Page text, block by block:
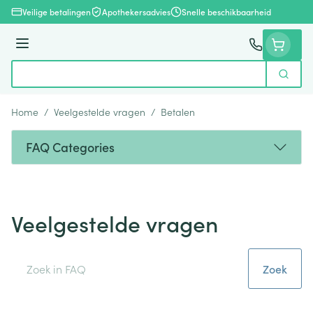
Ga naar de inhoud
Veilige betalingen Apothekersadvies Snelle beschikbaarheid
Menu
Zoek
Home / Veelgestelde vragen / Betalen
FAQ Categories
Veelgestelde vragen
Zoek